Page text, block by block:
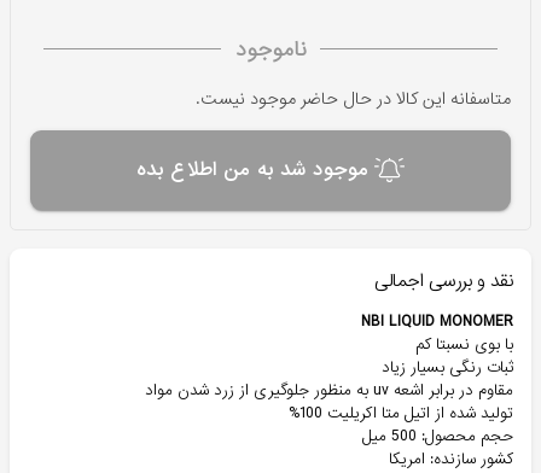
ناموجود
متاسفانه این کالا در حال حاضر موجود نیست.
موجود شد به من اطلاع بده
نقد و بررسی اجمالی
NBI LIQUID MONOMER
با بوی نسبتا کم
ثبات رنگی بسیار زیاد
مقاوم در برابر اشعه uv به منظور جلوگیری از زرد شدن مواد
تولید شده از اتیل متا اکریلیت 100%
حجم محصول: 500 میل
کشور سازنده: امريكا